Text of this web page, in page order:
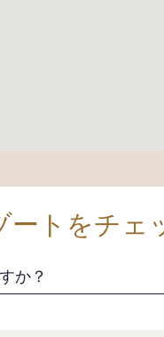
ートをチェ